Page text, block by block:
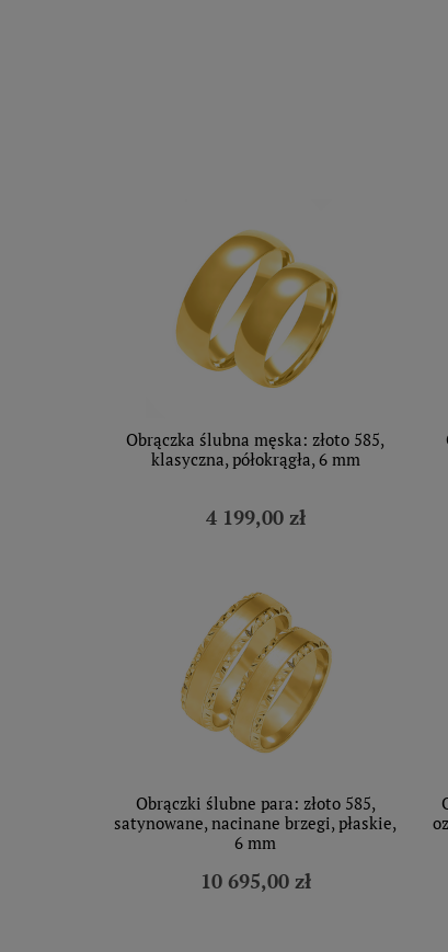
Obrączka ślubna męska: złoto 585,
klasyczna, półokrągła, 6 mm
4 199,00 zł
Obrączki ślubne para: złoto 585,
satynowane, nacinane brzegi, płaskie,
6 mm
10 695,00 zł